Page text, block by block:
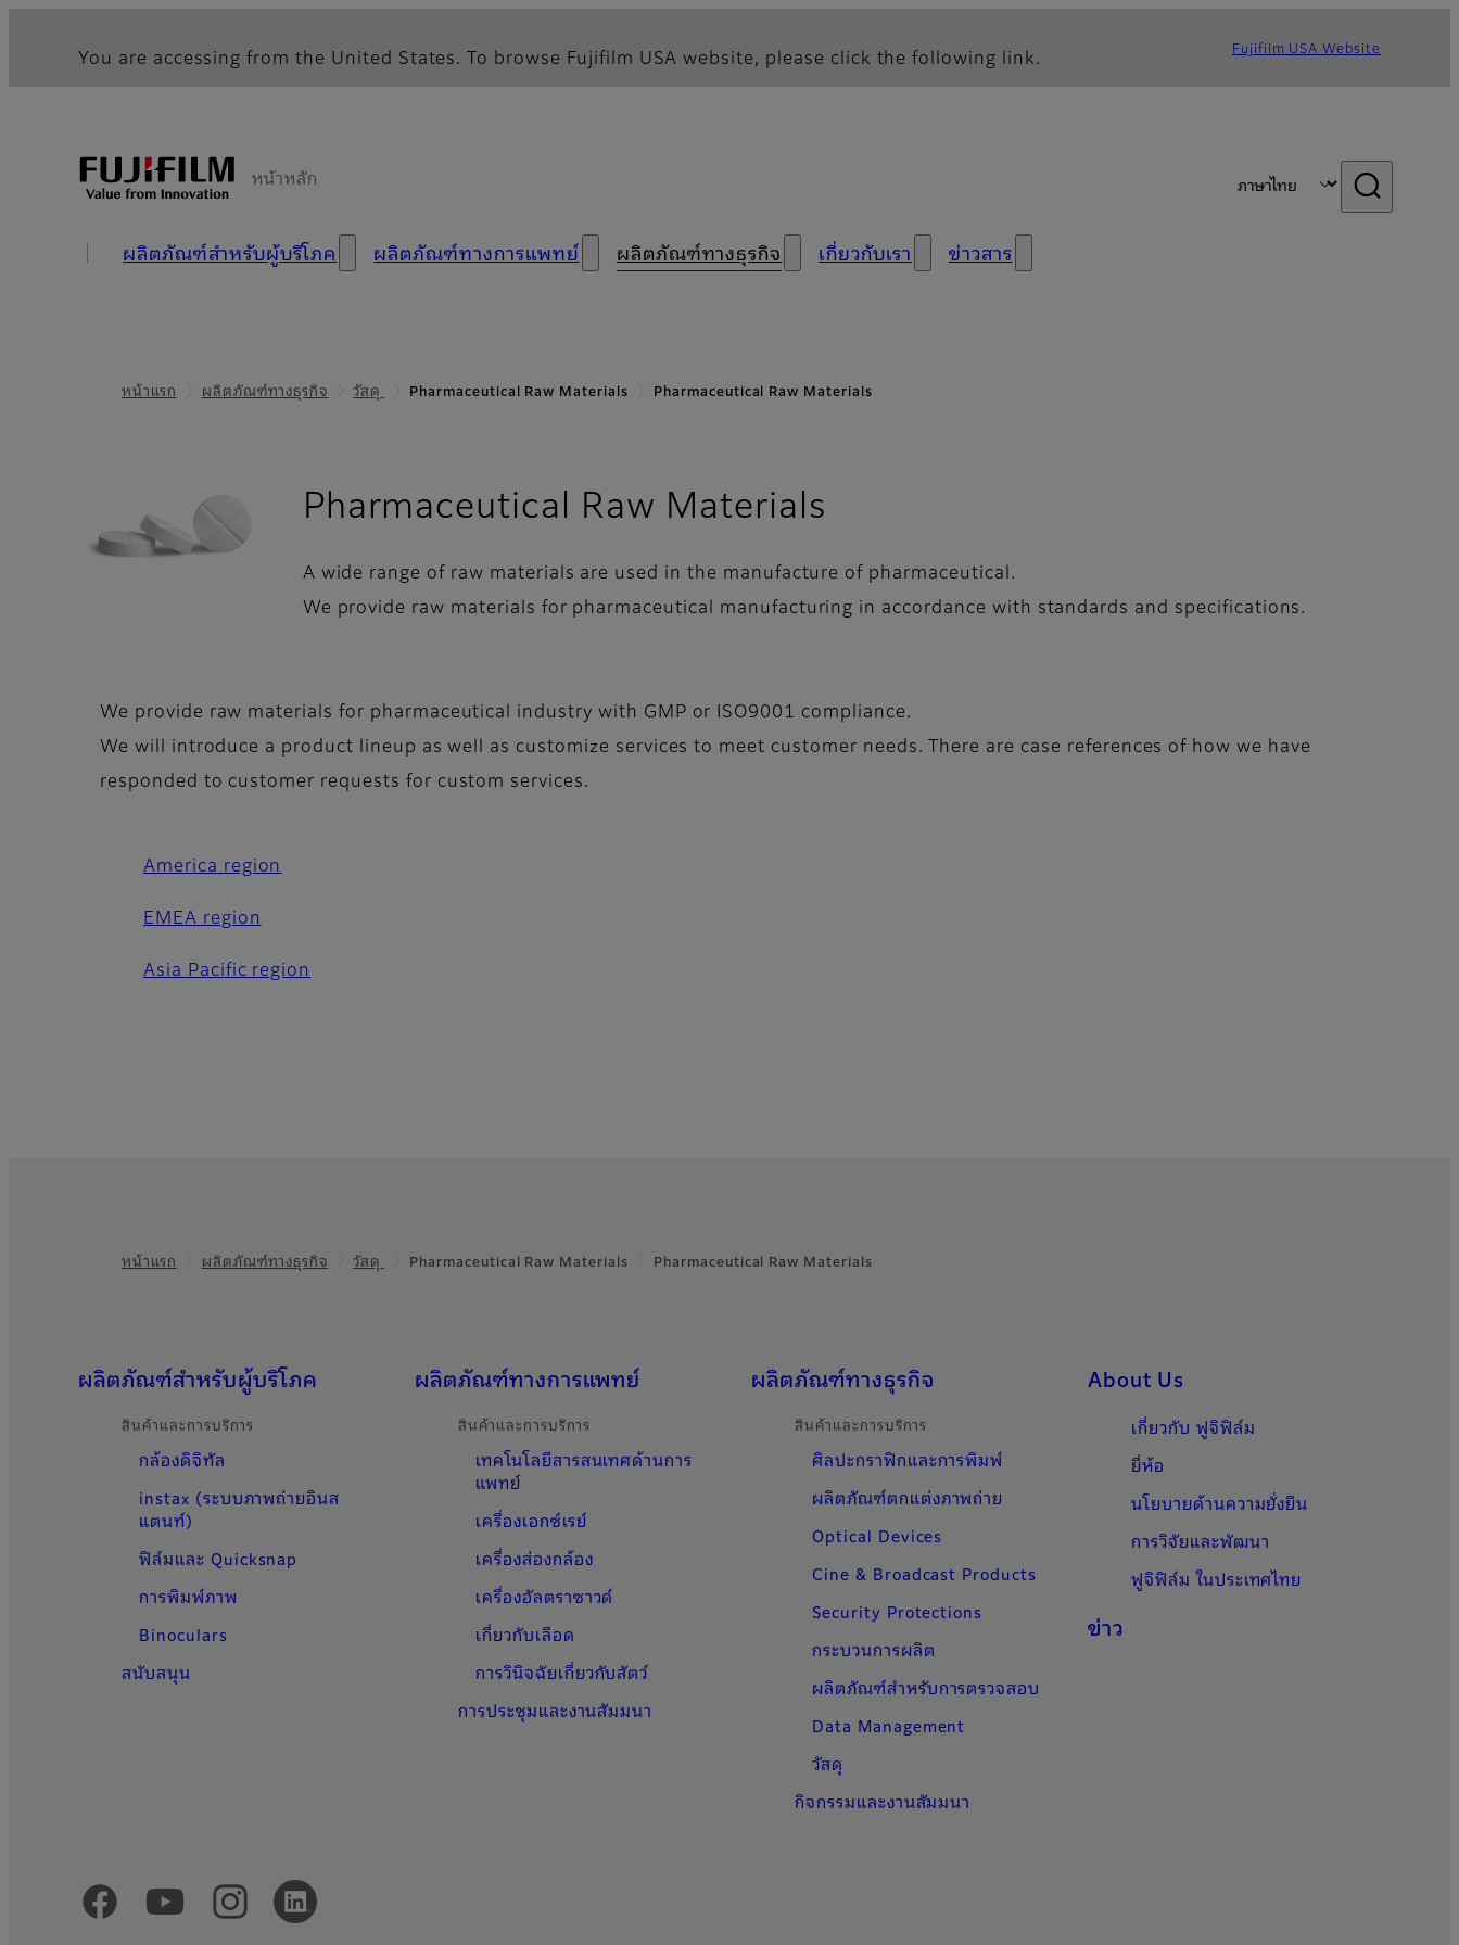
You are accessing from the United States. To browse Fujifilm USA website, please click the following link. Fujifilm USA Website
หน้าหลัก
ผลิตภัณฑ์สำหรับผู้บริโภค ผลิตภัณฑ์ทางการแพทย์ ผลิตภัณฑ์ทางธุรกิจ เกี่ยวกับเรา ข่าวสาร
หน้าแรก ผลิตภัณฑ์ทางธุรกิจ วัสดุ Pharmaceutical Raw Materials Pharmaceutical Raw Materials
Pharmaceutical Raw Materials
A wide range of raw materials are used in the manufacture of pharmaceutical.
We provide raw materials for pharmaceutical manufacturing in accordance with standards and specifications.
We provide raw materials for pharmaceutical industry with GMP or ISO9001 compliance.
We will introduce a product lineup as well as customize services to meet customer needs. There are case references of how we have
responded to customer requests for custom services.
America region
EMEA region
Asia Pacific region
หน้าแรก ผลิตภัณฑ์ทางธุรกิจ วัสดุ Pharmaceutical Raw Materials Pharmaceutical Raw Materials
Quick Links
ผลิตภัณฑ์สำหรับผู้บริโภค
สินค้าและการบริการ
กล้องดิจิทัล
instax (ระบบภาพถ่ายอินส
แตนท์)
ฟิล์มและ Quicksnap
การพิมพ์ภาพ
Binoculars
สนับสนุน
ผลิตภัณฑ์ทางการแพทย์
สินค้าและการบริการ
เทคโนโลยีสารสนเทศด้านการ
แพทย์
เครื่องเอกซ์เรย์
เครื่องส่องกล้อง
เครื่องอัลตราซาวด์
เกี่ยวกับเลือด
การวินิจฉัยเกี่ยวกับสัตว์
การประชุมและงานสัมมนา
ผลิตภัณฑ์ทางธุรกิจ
สินค้าและการบริการ
ศิลปะกราฟิกและการพิมพ์
ผลิตภัณฑ์ตกแต่งภาพถ่าย
Optical Devices
Cine & Broadcast Products
Security Protections
กระบวนการผลิต
ผลิตภัณฑ์สําหรับการตรวจสอบ
Data Management
วัสดุ
กิจกรรมและงานสัมมนา
About Us
เกี่ยวกับ ฟูจิฟิล์ม
ยี่ห้อ
นโยบายด้านความยั่งยืน
การวิจัยและพัฒนา
ฟูจิฟิล์ม ในประเทศไทย
ข่าว
Official Social Media Accounts